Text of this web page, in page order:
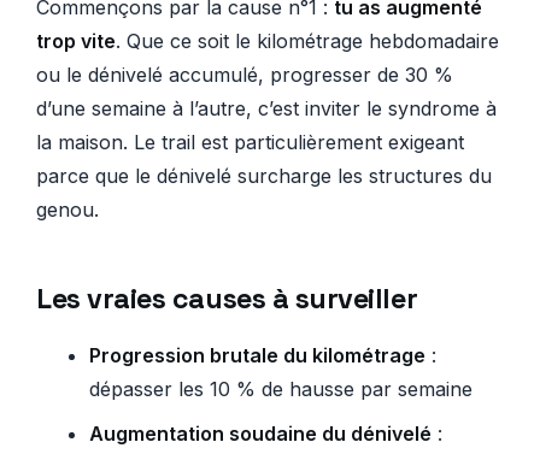
Commençons par la cause n°1 : tu as augmenté
trop vite. Que ce soit le kilométrage hebdomadaire
ou le dénivelé accumulé, progresser de 30 %
d’une semaine à l’autre, c’est inviter le syndrome à
la maison. Le trail est particulièrement exigeant
parce que le dénivelé surcharge les structures du
genou.
Les vraies causes à surveiller
Progression brutale du kilométrage :
dépasser les 10 % de hausse par semaine
Augmentation soudaine du dénivelé :